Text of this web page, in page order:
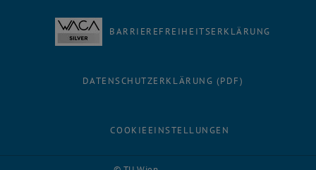
BARRIEREFREIHEITSERKLÄRUNG
DATENSCHUTZERKLÄRUNG (PDF)
COOKIEEINSTELLUNGEN